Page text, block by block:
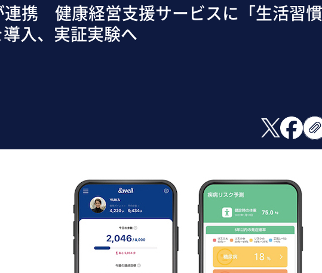
連携 健康経営支援サービスに「生活習慣
入、実証実験へ